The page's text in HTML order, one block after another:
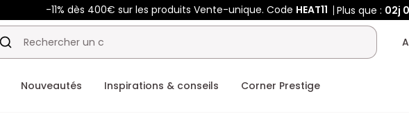
-11% dès 400€ sur les produits Vente-unique. Code HEAT11 Plus que : 02j
Nouveautés Inspirations & conseils Corner Prestige